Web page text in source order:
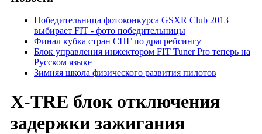
Победительница фотоконкурса GSXR Club 2013
выбирает FIT - фото победительницы
Финал кубка стран СНГ по драгрейсингу
Блок управления инжектором FIT Tuner Pro теперь на
Русском языке
Зимняя школа физического развития пилотов
X-TRE блок отключения
задержки зажигания